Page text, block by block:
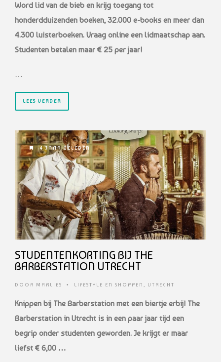
Word lid van de bieb en krijg toegang tot
honderdduizenden boeken, 32.000 e-books en meer dan
4.300 luisterboeken. Vraag online een lidmaatschap aan.
Studenten betalen maar € 25 per jaar!
…
LEES VERDER
4 JAAR GELEDEN
STUDENTENKORTING BIJ THE
BARBERSTATION UTRECHT
DOOR MARLIES • LIFESTYLE EN SHOPPEN , UTRECHT
Knippen bij The Barberstation met een biertje erbij! The
Barberstation in Utrecht is in een paar jaar tijd een
begrip onder studenten geworden. Je krijgt er maar
liefst € 6,00 …